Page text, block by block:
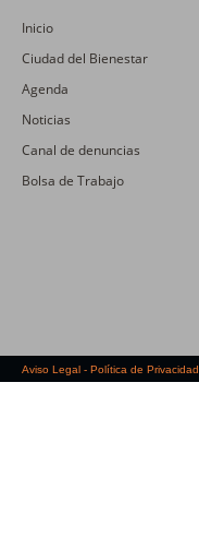
Inicio
Ciudad del Bienestar
Agenda
Noticias
Canal de denuncias
Bolsa de Trabajo
Aviso Legal - Política de Privacidad